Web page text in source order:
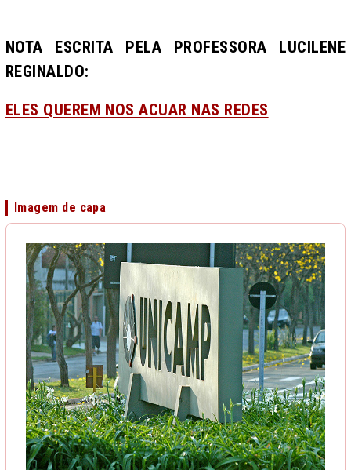
NOTA ESCRITA PELA PROFESSORA LUCILENE
REGINALDO:
ELES QUEREM NOS ACUAR NAS REDES
Imagem de capa